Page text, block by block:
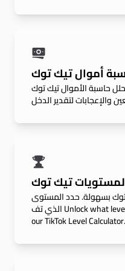
أموال تيك توك
حاسبة الأموال تيك توك
تيك توك
بسهولة. حدد المستوى
الذي تف Unlock what level your coin amount unlocks with
our TikTok Level Calculator.